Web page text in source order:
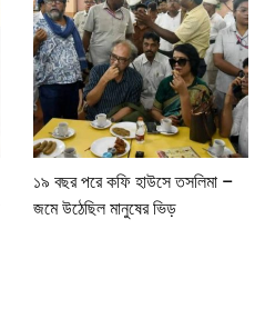
১৯ বছর পরে কফি হাউসে তসলিমা –
জমে উঠেছিল মানুষের ভিড়